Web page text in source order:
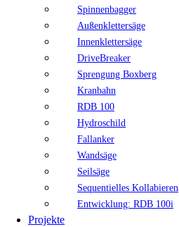
Spinnenbagger
Außenklettersäge
Innenklettersäge
DriveBreaker
Sprengung Boxberg
Kranbahn
RDB 100
Hydroschild
Fallanker
Wandsäge
Seilsäge
Sequentielles Kollabieren
Entwicklung: RDB 100i
Projekte